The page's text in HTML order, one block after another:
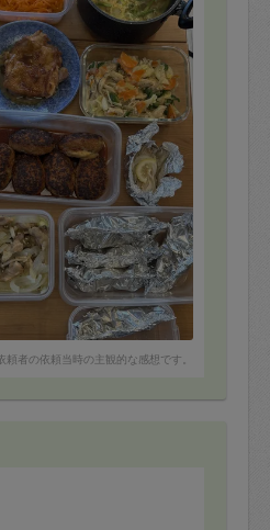
頼者の依頼当時の主観的な感想です。